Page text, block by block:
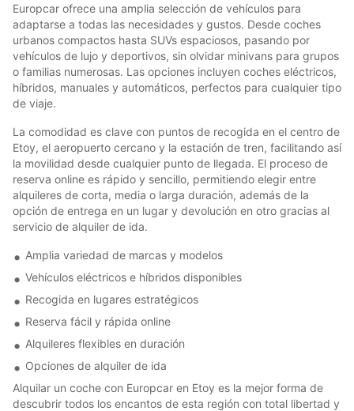
Europcar ofrece una amplia selección de vehículos para
adaptarse a todas las necesidades y gustos. Desde coches
urbanos compactos hasta SUVs espaciosos, pasando por
vehículos de lujo y deportivos, sin olvidar minivans para grupos
o familias numerosas. Las opciones incluyen coches eléctricos,
híbridos, manuales y automáticos, perfectos para cualquier tipo
de viaje.
La comodidad es clave con puntos de recogida en el centro de
Etoy, el aeropuerto cercano y la estación de tren, facilitando así
la movilidad desde cualquier punto de llegada. El proceso de
reserva online es rápido y sencillo, permitiendo elegir entre
alquileres de corta, media o larga duración, además de la
opción de entrega en un lugar y devolución en otro gracias al
servicio de alquiler de ida.
Amplia variedad de marcas y modelos
Vehículos eléctricos e híbridos disponibles
Recogida en lugares estratégicos
Reserva fácil y rápida online
Alquileres flexibles en duración
Opciones de alquiler de ida
Alquilar un coche con Europcar en Etoy es la mejor forma de
descubrir todos los encantos de esta región con total libertad y